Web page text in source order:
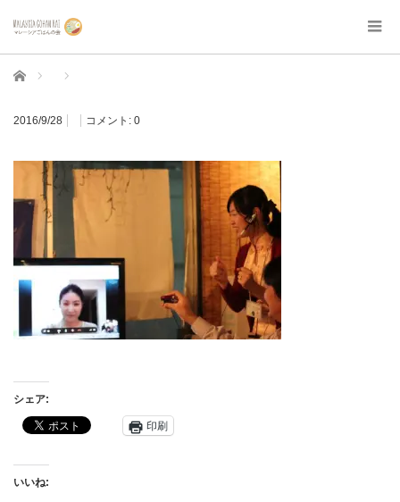
ホーム
2016/9/28 コメント: 0
シェア:
印刷
いいね: